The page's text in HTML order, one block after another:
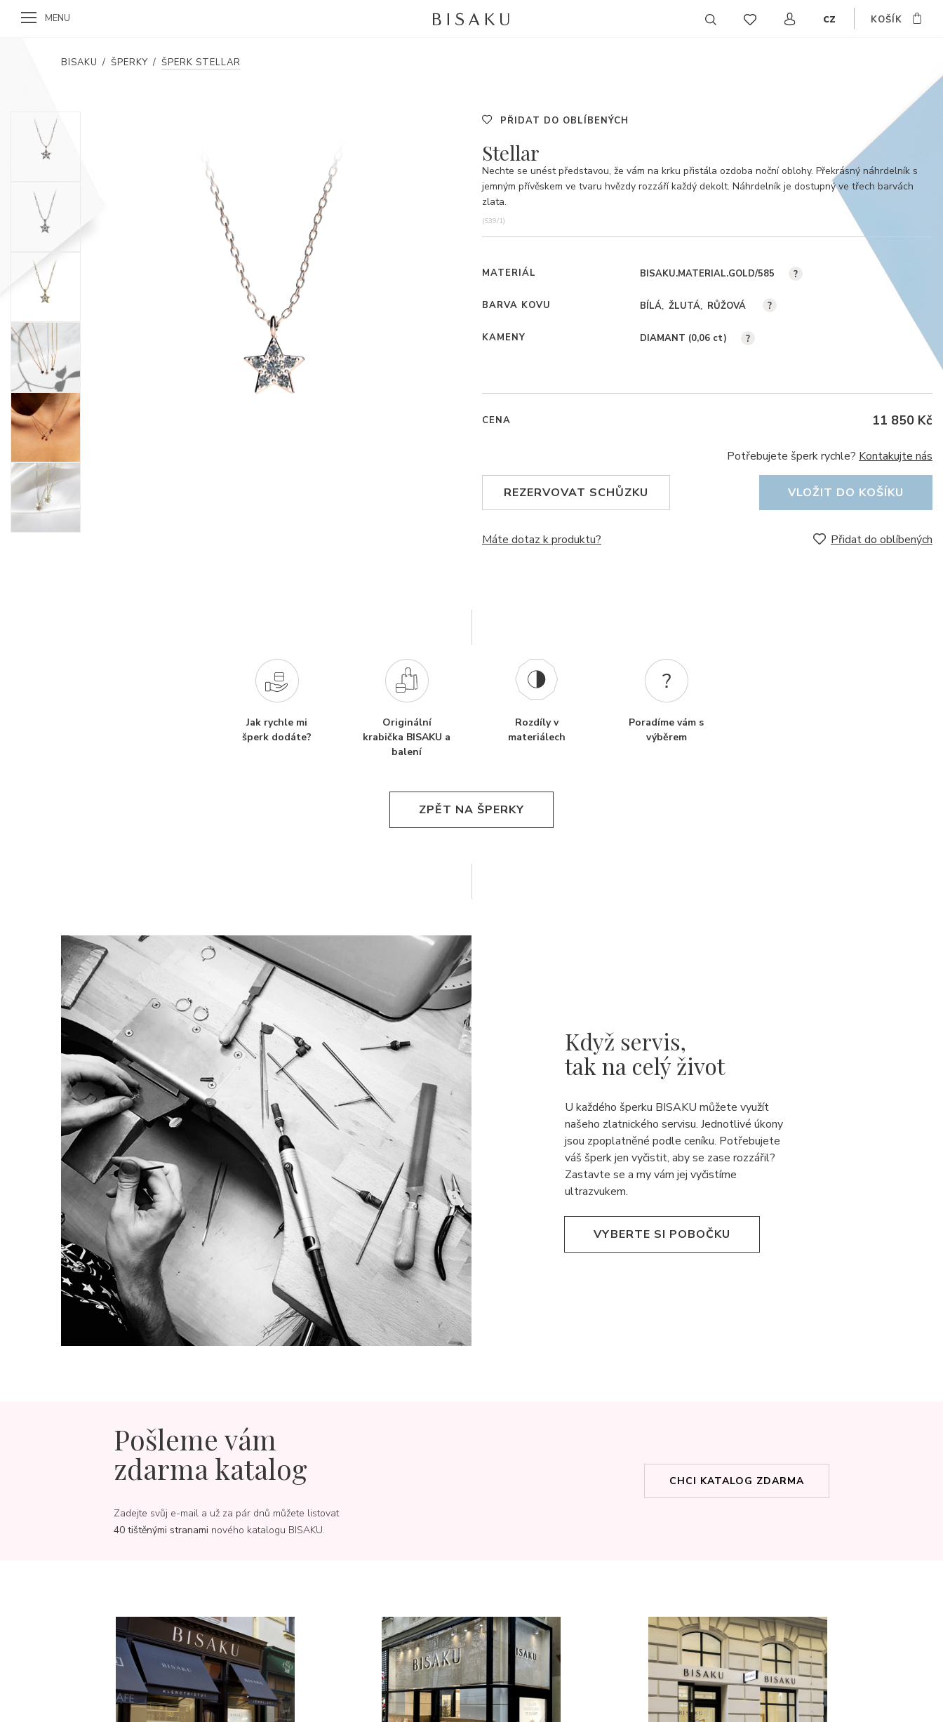
MENU cz KOŠÍK
BISAKU / ŠPERKY / ŠPERK STELLAR
PŘIDAT DO OBLÍBENÝCH
Stellar
Nechte se unést představou, že vám na krku přistála ozdoba noční oblohy. Překrásný náhrdelník s
jemným přívěskem ve tvaru hvězdy rozzáří každý dekolt. Náhrdelník je dostupný ve třech barvách
zlata.
(S39/1)
MATERIÁL BISAKU.MATERIAL.GOLD/585 ?
BARVA KOVU BÍLÁ ŽLUTÁ RŮŽOVÁ ?
KAMENY DIAMANT (0,06 ct) ?
CENA 11 850 Kč
Potřebujete šperk rychle? Kontakujte nás
REZERVOVAT SCHŮZKU VLOŽIT DO KOŠÍKU
Máte dotaz k produktu? Přidat do oblíbených
Jak rychle mi
šperk dodáte?
Originální
krabička BISAKU a
balení
Rozdíly v
materiálech
Poradíme vám s
výběrem
ZPĚT NA ŠPERKY
Když servis,
tak na celý život
U každého šperku BISAKU můžete využít
našeho zlatnického servisu. Jednotlivé úkony
jsou zpoplatněné podle ceníku. Potřebujete
váš šperk jen vyčistit, aby se zase rozzářil?
Zastavte se a my vám jej vyčistíme
ultrazvukem.
VYBERTE SI POBOČKU
Pošleme vám
zdarma katalog
Zadejte svůj e-mail a už za pár dnů můžete listovat
40 tištěnými stranami nového katalogu BISAKU.
CHCI KATALOG ZDARMA